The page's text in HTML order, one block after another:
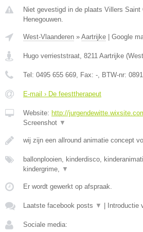
Niet gevestigd in de plaats Villers
Henegouwen.
West-Vlaanderen » Aartrijke | Google
Hugo verrieststraat 8211 Aartrijke (
Tel: 0495 655 669 , Fax: - , BTW-nr:
E-mail › De feesttherapeut
Website: http://
Screenshot ▼
wij zijn een allround animatie concept
ballonplooien, kinderdisco,
kindergrime,
▼
Er wordt gewerkt op afspraak.
Laatste facebook posts ▼ | Introductie
Sociale media: